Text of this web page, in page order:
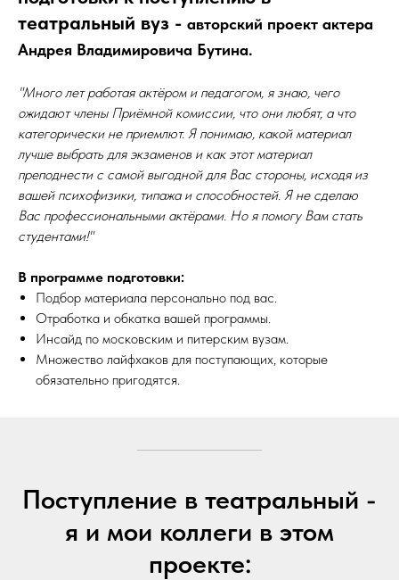
театральный вуз - авторский проект актера
Андрея Владимировича Бутина.
"Много лет работая актёром и педагогом, я знаю, чего
ожидают члены Приёмной комиссии, что они любят, а что
категорически не приемлют. Я понимаю, какой материал
лучше выбрать для экзаменов и как этот материал
преподнести с самой выгодной для Вас стороны, исходя из
вашей психофизики, типажа и способностей. Я не сделаю
Вас профессиональными актёрами. Но я помогу Вам стать
студентами!"
В программе подготовки:
Подбор материала персонально под вас.
Отработка и обкатка вашей программы.
Инсайд по московским и питерским вузам.
Множество лайфхаков для поступающих, которые
обязательно пригодятся.
Поступление в театральный -
я и мои коллеги в этом
проекте: